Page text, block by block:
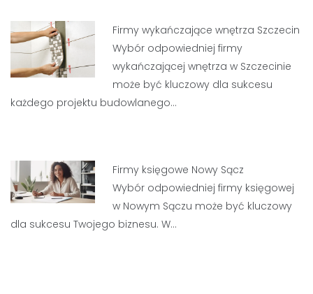
Firmy wykańczające wnętrza Szczecin
Wybór odpowiedniej firmy
wykańczającej wnętrza w Szczecinie
może być kluczowy dla sukcesu
każdego projektu budowlanego…
Firmy księgowe Nowy Sącz
Wybór odpowiedniej firmy księgowej
w Nowym Sączu może być kluczowy
dla sukcesu Twojego biznesu. W…